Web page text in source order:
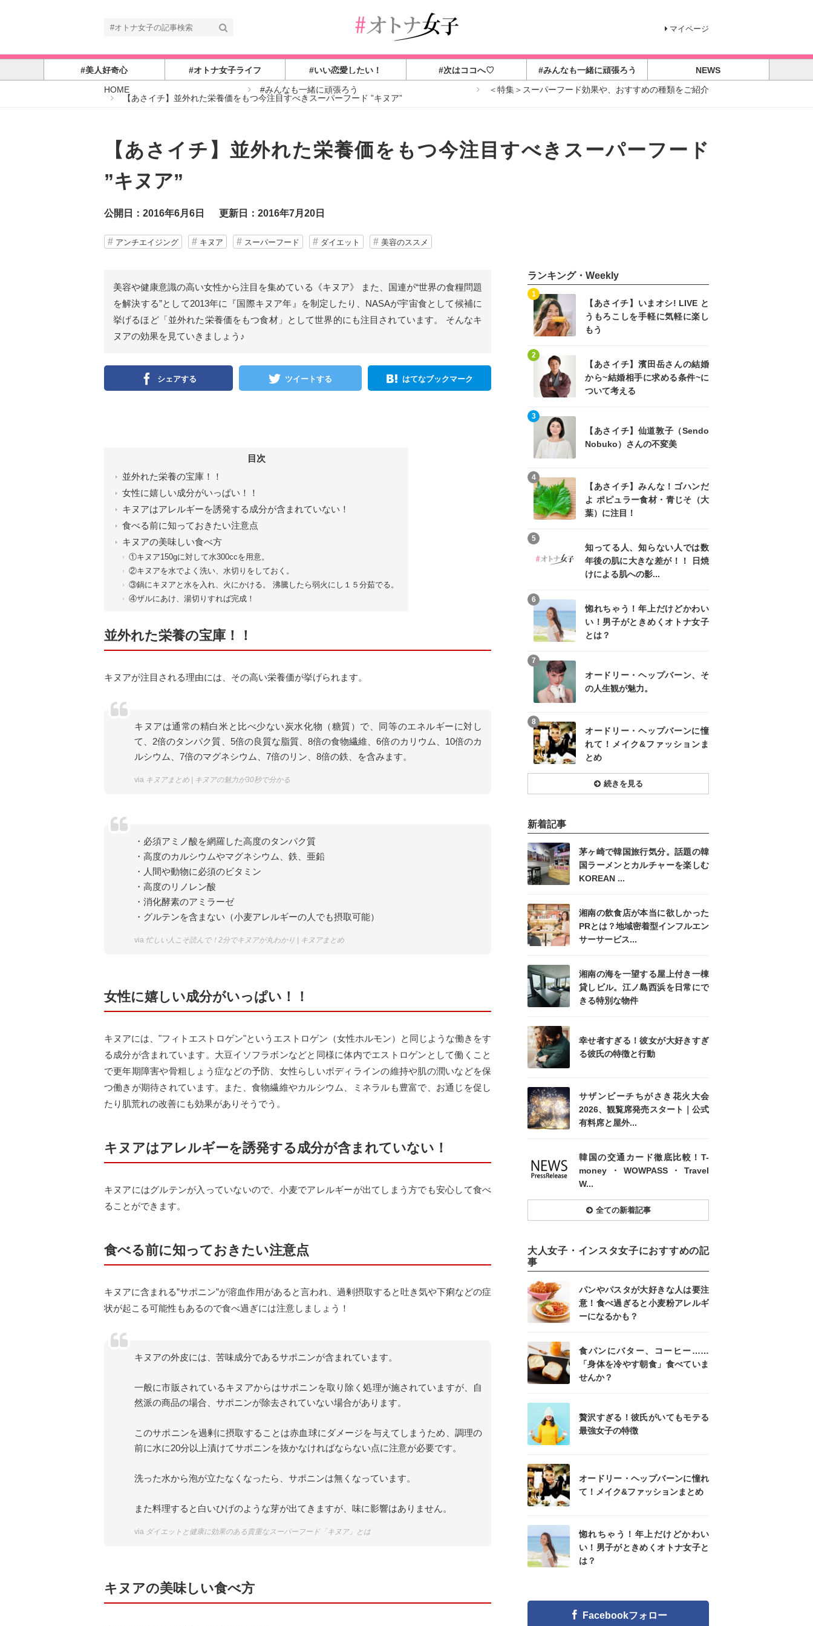
マイページ
#美人好奇心 #オトナ女子ライフ #いい恋愛したい！ #次はココへ♡ #みんなも一緒に頑張ろう
NEWS
HOME#
オ
ト
#みんなも一緒に頑張ろう
＜特集＞スーパーフード効果や、おすすめの種類をご紹介
【あさイチ】並外れた栄養価をもつ今注目すべきスーパーフード ”キヌア”
【あさイチ】並外れた栄養価をもつ今注目すべきスーパーフード
”キヌア”
公開日：2016年6月6日 更新日：2016年7月20日
アンチエイジング キヌア スーパーフード ダイエット 美容のススメ
美容や健康意識の高い女性から注目を集めている《キヌア》 また、国連が“世界の食糧問題
を解決する”として2013年に『国際キヌア年』を制定したり、NASAが宇宙食として候補に
挙げるほど「並外れた栄養価をもつ食材」として世界的にも注目されています。 そんなキ
ヌアの効果を見ていきましょう♪
シェアする ツイートする はてなブックマーク
目次
並外れた栄養の宝庫！！
女性に嬉しい成分がいっぱい！！
キヌアはアレルギーを誘発する成分が含まれていない！
食べる前に知っておきたい注意点
キヌアの美味しい食べ方
①キヌア150gに対して水300ccを用意。
②キヌアを水でよく洗い、水切りをしておく。
③鍋にキヌアと水を入れ、火にかける。 沸騰したら弱火にし１５分茹でる。
④ザルにあけ、湯切りすれば完成！
並外れた栄養の宝庫！！
キヌアが注目される理由には、その高い栄養価が挙げられます。
キヌアは通常の精白米と比べ少ない炭水化物（糖質）で、同等のエネルギーに対し
て、2倍のタンパク質、5倍の良質な脂質、8倍の食物繊維、6倍のカリウム、10倍のカ
ルシウム、7倍のマグネシウム、7倍のリン、8倍の鉄、を含みます。
via キヌアまとめ | キヌアの魅力が30秒で分かる
・必須アミノ酸を網羅した高度のタンパク質
・高度のカルシウムやマグネシウム、鉄、亜鉛
・人間や動物に必須のビタミン
・高度のリノレン酸
・消化酵素のアミラーゼ
・グルテンを含まない（小麦アレルギーの人でも摂取可能）
via 忙しい人こそ読んで！2分でキヌアが丸わかり | キヌアまとめ
女性に嬉しい成分がいっぱい！！
キヌアには、"フィトエストロゲン"というエストロゲン（女性ホルモン）と同じような働きをす
る成分が含まれています。大豆イソフラボンなどと同様に体内でエストロゲンとして働くこと
で更年期障害や骨粗しょう症などの予防、女性らしいボディラインの維持や肌の潤いなどを保
つ働きが期待されています。また、食物繊維やカルシウム、ミネラルも豊富で、お通じを促し
たり肌荒れの改善にも効果がありそうでう。
キヌアはアレルギーを誘発する成分が含まれていない！
キヌアにはグルテンが入っていないので、小麦でアレルギーが出てしまう方でも安心して食べ
ることができます。
食べる前に知っておきたい注意点
キヌアに含まれる”サポニン”が溶血作用があると言われ、過剰摂取すると吐き気や下痢などの症
状が起こる可能性もあるので食べ過ぎには注意しましょう！
キヌアの外皮には、苦味成分であるサポニンが含まれています。
一般に市販されているキヌアからはサポニンを取り除く処理が施されていますが、自
然派の商品の場合、サポニンが除去されていない場合があります。
このサポニンを過剰に摂取することは赤血球にダメージを与えてしまうため、調理の
前に水に20分以上漬けてサポニンを抜かなければならない点に注意が必要です。
洗った水から泡が立たなくなったら、サポニンは無くなっています。
また料理すると白いひげのような芽が出てきますが、味に影響はありません。
via ダイエットと健康に効果のある貴重なスーパーフード「キヌア」とは
キヌアの美味しい食べ方
ランキング・Weekly
【あさイチ】いまオシ! LIVE と
うもろこしを手軽に気軽に楽し
もう
1
【あさイチ】濱田岳さんの結婚
から~結婚相手に求める条件~に
ついて考える
2
【あさイチ】仙道敦子（Sendo
Nobuko）さんの不変美
3
【あさイチ】みんな！ゴハンだ
よ ポピュラー食材・青じそ（大
葉）に注目！
4
知ってる人、知らない人では数
年後の肌に大きな差が！！ 日焼
けによる肌への影...
5
惚れちゃう！年上だけどかわい
い！男子がときめくオトナ女子
とは？
6
オードリー・ヘップバーン、そ
の人生観が魅力。
7
オードリー・ヘップバーンに憧
れて！メイク&ファッションま
とめ
8
続きを見る
新着記事
茅ヶ崎で韓国旅行気分。話題の韓
国ラーメンとカルチャーを楽しむ
KOREAN ...
湘南の飲食店が本当に欲しかった
PRとは？地域密着型インフルエン
サーサービス...
湘南の海を一望する屋上付き一棟
貸しビル。江ノ島西浜を日常にで
きる特別な物件
幸せ者すぎる！彼女が大好きすぎ
る彼氏の特徴と行動
サザンビーチちがさき花火大会
2026、観覧席発売スタート｜公式
有料席と屋外...
韓国の交通カード徹底比較！T-
money・WOWPASS・Travel
W...
全ての新着記事
大人女子・インスタ女子におすすめの記
事
パンやパスタが大好きな人は要注
意！食べ過ぎると小麦粉アレルギ
ーになるかも？
食パンにバター、コーヒー……
「身体を冷やす朝食」食べていま
せんか？
贅沢すぎる！彼氏がいてもモテる
最強女子の特徴
オードリー・ヘップバーンに憧れ
て！メイク&ファッションまとめ
惚れちゃう！年上だけどかわい
い！男子がときめくオトナ女子と
は？
Facebookフォロー